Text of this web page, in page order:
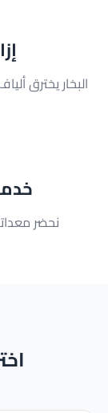
البخار يخترق
نحضر